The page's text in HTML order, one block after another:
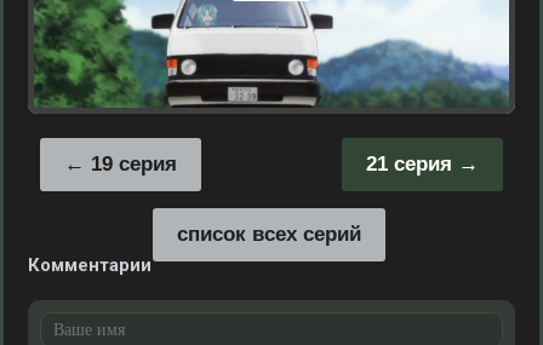
21 серия
19 серия
список всех серий
Комментарии